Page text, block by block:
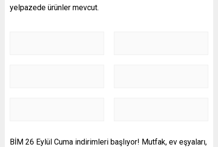
yelpazede ürünler mevcut.
BİM 26 Eylül Cuma indirimleri başlıyor! Mutfak, ev eşyaları,